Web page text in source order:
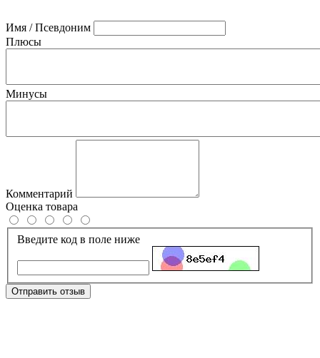
Имя / Псевдоним
Плюсы
Минусы
Комментарий
Оценка товара
Введите код в поле ниже
Отправить отзыв